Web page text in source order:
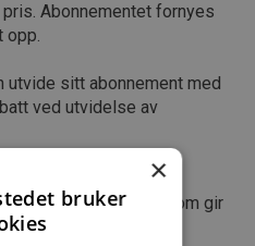
Abonnementet fornyes
opp.
utvide sitt abonnement med
ved utvidelse av
en bestillingslenke som gir
×
bruker